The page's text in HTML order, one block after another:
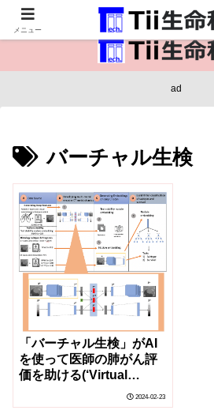
医療保健・生命・生物の情
ad
バーチャル生検
「バーチャル生検」がAI
を使って医師の肺がん評
価を助ける(‘Virtual
biopsy’ uses AI to help
doctors assess lung
2024-02-23
メニュー